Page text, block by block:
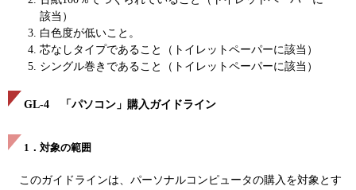
該当）
白色度が低いこと。
芯なしタイプであること（トイレットペーパーに該当）
シングル巻きであること（トイレットペーパーに該当）
GL-4 「パソコン」購入ガイドライン
1．対象の範囲
このガイドラインは、パーソナルコンピュータの購入を対象とす